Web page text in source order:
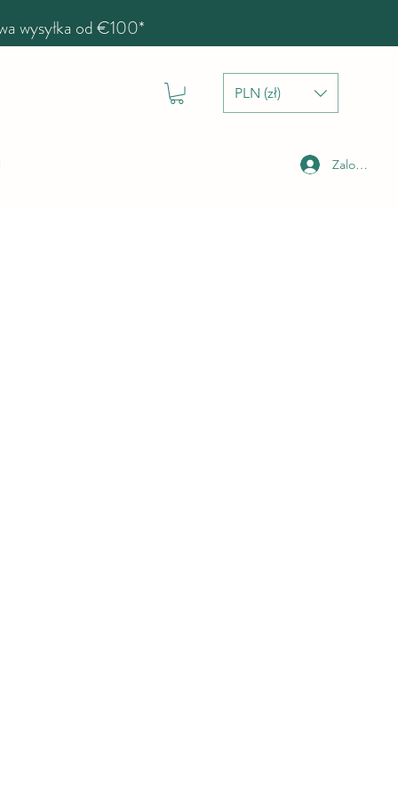
wysyłka od €100*
PLN (zł)
Zaloguj się